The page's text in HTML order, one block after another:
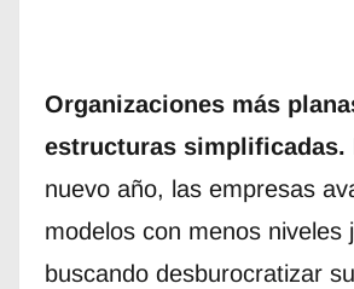
Organizaciones más
estructuras simplificadas.
nuevo año, las empresas
modelos con menos niveles
buscando desburocratizar